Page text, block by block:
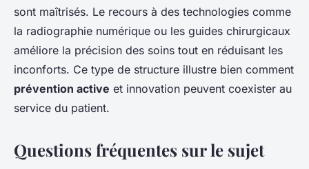
sont maîtrisés. Le recours à des technologies comme
la radiographie numérique ou les guides chirurgicaux
améliore la précision des soins tout en réduisant les
inconforts. Ce type de structure illustre bien comment
prévention active et innovation peuvent coexister au
service du patient.
Questions fréquentes sur le sujet